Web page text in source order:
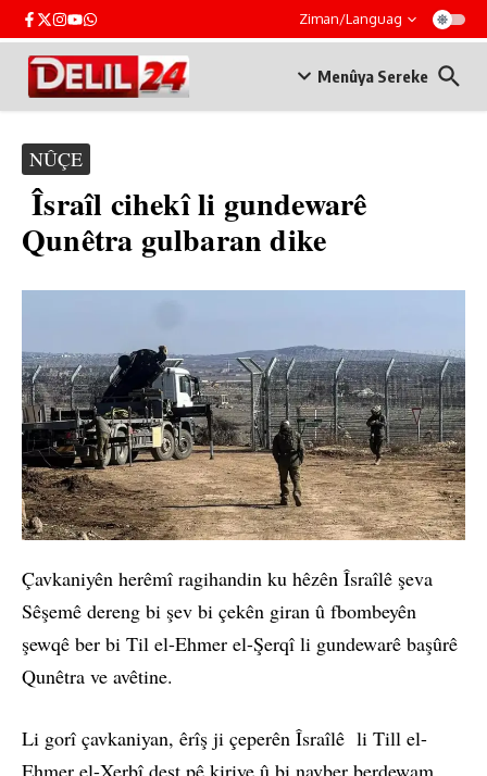
Skip to content Ziman/Languag
Menûya Sereke
NÛÇE
Îsraîl cihekî li gundewarê
Qunêtra gulbaran dike
Çavkaniyên herêmî ragihandin ku hêzên Îsraîlê şeva
Sêşemê dereng bi şev bi çekên giran û fbombeyên
şewqê ber bi Til el-Ehmer el-Şerqî li gundewarê başûrê
Qunêtra ve avêtine.
Li gorî çavkaniyan, êrîş ji çeperên Îsraîlê li Till el-
Ehmer el-Xerbî dest pê kiriye û bi navber berdewam